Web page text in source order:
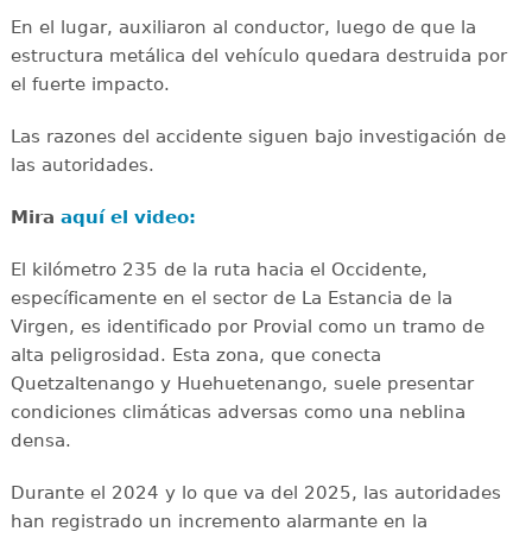
En el lugar, auxiliaron al conductor, luego de que la
estructura metálica del vehículo quedara destruida por
el fuerte impacto.
Las razones del accidente siguen bajo investigación de
las autoridades.
Mira aquí el video:
El kilómetro 235 de la ruta hacia el Occidente,
específicamente en el sector de La Estancia de la
Virgen, es identificado por Provial como un tramo de
alta peligrosidad. Esta zona, que conecta
Quetzaltenango y Huehuetenango, suele presentar
condiciones climáticas adversas como una neblina
densa.
Durante el 2024 y lo que va del 2025, las autoridades
han registrado un incremento alarmante en la